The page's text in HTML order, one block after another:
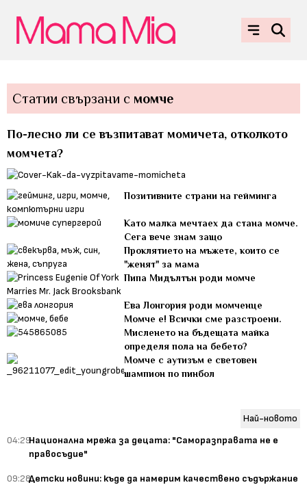
Статии свързани с момче
По-лесно ли се възпитават момичета, отколкото
момчета?
Позитивните страни на гейминга
Като малка мечтаех да стана момче.
Сега вече знам защо
Проклятието на мъжете, които се
"женят" за мама
Пипа Мидълтън роди момче
Ева Лонгория роди момченце
Момче е! Всички сме разстроени.
Мисленето на бъдещата майка
определя пола на бебето?
Момче с аутизъм е световен
шампион по пинбол
Най-новото
04:29Национална мрежа за децата: "Саморазправата не е
правосъдие"
09:28Детски новини: къде да намерим качествено съдържание